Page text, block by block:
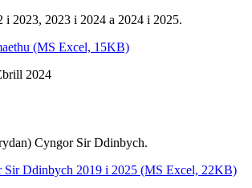
i 2023, 2023 i 2024 a 2024 i 2025.
(MS Excel, 15KB)
2024
Cyngor Sir Ddinbych.
Sir Ddinbych 2019 i 2025 (MS Excel, 22KB)